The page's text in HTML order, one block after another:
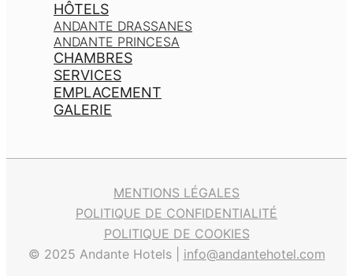
HÔTELS
ANDANTE DRASSANES
ANDANTE PRINCESA
CHAMBRES
SERVICES
EMPLACEMENT
GALERIE
© 2025 Andante Hotels | info@andantehotel.com
MENTIONS LÉGALES
POLITIQUE DE CONFIDENTIALITÉ
POLITIQUE DE COOKIES